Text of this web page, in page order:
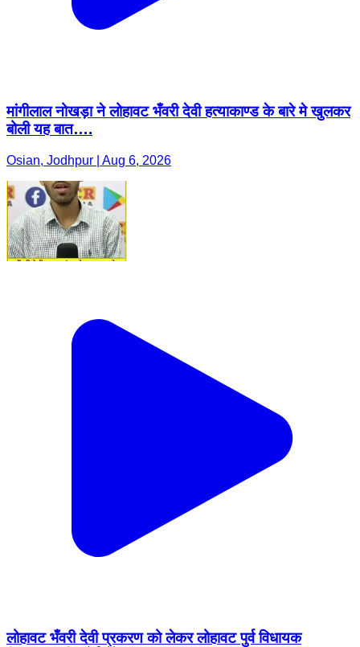
मांगीलाल नोखड़ा ने लोहावट भँवरी देवी हत्याकाण्ड के बारे मे खुलकर
बोली यह बात….
Osian, Jodhpur | Aug 6, 2026
लोहावट भँवरी देवी प्रकरण को लेकर लोहावट पुर्व विधायक